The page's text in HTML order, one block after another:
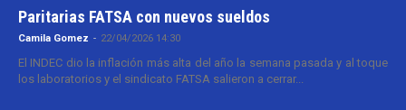
Paritarias FATSA con nuevos sueldos
Camila Gomez - 22/04/2026 14:30
El INDEC dio la inflación más alta del año la semana pasada y al toque
los laboratorios y el sindicato FATSA salieron a cerrar...